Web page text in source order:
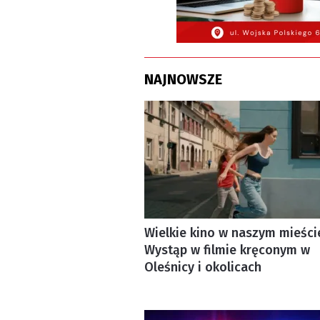
NAJNOWSZE
Wielkie kino w naszym
Wystąp w filmie kręconym w
Oleśnicy i okolicach